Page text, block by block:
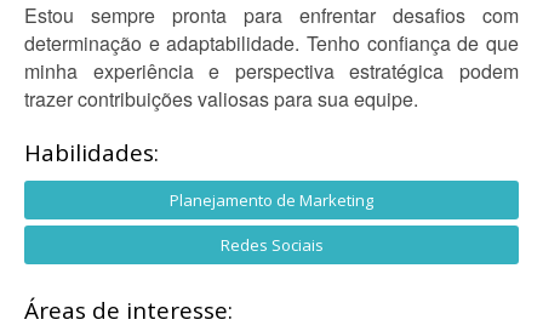
Estou sempre pronta para enfrentar desafios com
determinação e adaptabilidade. Tenho confiança de que
minha experiência e perspectiva estratégica podem
trazer contribuições valiosas para sua equipe.
Habilidades:
Planejamento de Marketing
Redes Sociais
Áreas de interesse: